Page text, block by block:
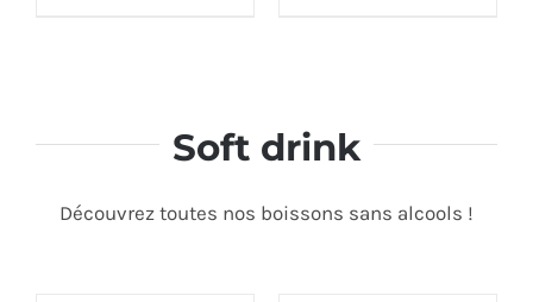
Soft drink
Découvrez toutes nos boissons sans alcools !